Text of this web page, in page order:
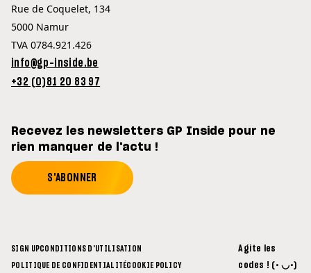
Rue de Coquelet, 134
5000 Namur
TVA 0784.921.426
info@gp-inside.be
+32 (0)81 20 83 97
Recevez les newsletters GP Inside pour ne
rien manquer de l'actu !
S'ABONNER
SIGN UPCONDITIONS D'UTILISATION
POLITIQUE DE CONFIDENTIALITÉCOOKIE POLICY
Agite les
codes ! (• ◡•)